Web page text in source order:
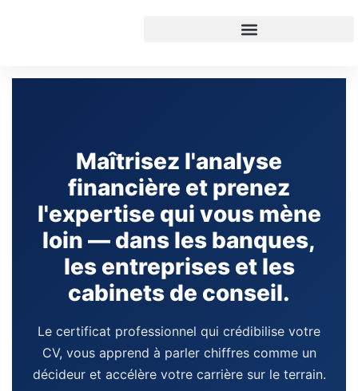
Maîtrisez l'analyse
financière et prenez
l'expertise qui vous mène
loin — dans les banques,
les entreprises et les
cabinets de conseil.
Le certificat professionnel qui crédibilise votre
CV, vous apprend à parler chiffres comme un
décideur et accélère votre carrière sur le terrain.